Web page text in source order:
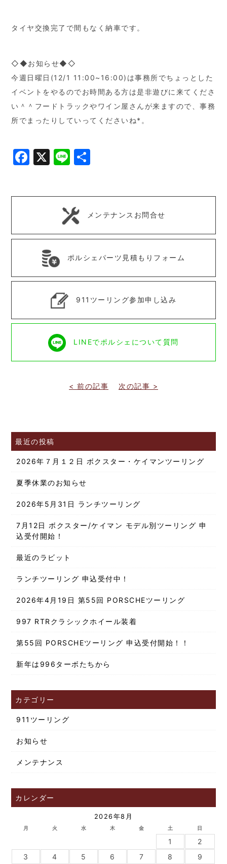
タイヤ交換完了で間もなく納車です。
◇◆お知らせ◆◇
今週日曜日(12/1 11:00~16:00)は事務所でちょっとした
イベントをやるのでお時間ある方は是非遊びに来てくださ
い＾＾フードトラックやワイン屋さんが来ますので、事務
所でまったりしていってくださいね*。
Facebook
X Line
メンテナンスお問合せ
ポルシェパーツ見積もりフォーム
911ツーリング参加申し込み
LINEでポルシェについて質問
< 前の記事 次の記事 >
最近の投稿
2026年７月１２日 ボクスター・ケイマンツーリング
夏季休業のお知らせ
2026年5月31日 ランチツーリング
7月12日 ボクスター/ケイマン モデル別ツーリング 申
込受付開始！
最近のラビット
ランチツーリング 申込受付中！
2026年4月19日 第55回 PORSCHEツーリング
997 RTRクラシックホイール装着
第55回 PORSCHEツーリング 申込受付開始！！
新年は996ターボたちから
カテゴリー
911ツーリング
お知らせ
メンテナンス
カレンダー
2026年8月
月 火 水 木 金 土 日
1
2
3
4 5 6 7 8
9